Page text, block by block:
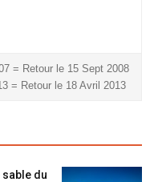
= Retour le 15 Sept 2008
= Retour le 18 Avril 2013
du